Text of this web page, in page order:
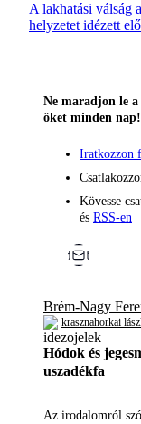
A lakhatási válság
helyzetet idézett
Ne maradjon le
őket minden nap!
Iratkozzon
Kövesse
és RSS-en
Brém-Nagy
krasznahorkai
Hódok és
uszadékfa
Az irodalomról